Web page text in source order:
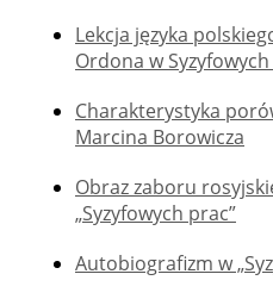
Lekcja języka
Ordona w
Charakterystyka
Marcina Borowicza
Obraz zaboru
„Syzyfowych prac”
Autobiografizm w